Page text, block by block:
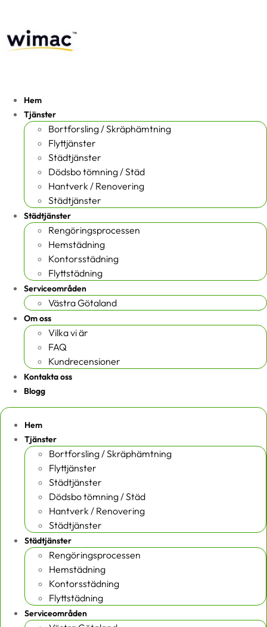
Hem
Tjänster
Bortforsling / Skräphämtning
Flyttjänster
Städtjänster
Dödsbo tömning / Städ
Hantverk / Renovering
Städtjänster
Städtjänster
Rengöringsprocessen
Hemstädning
Kontorsstädning
Flyttstädning
Serviceområden
Västra Götaland
Om oss
Vilka vi är
FAQ
Kundrecensioner
Kontakta oss
Blogg
Hem
Tjänster
Bortforsling / Skräphämtning
Flyttjänster
Städtjänster
Dödsbo tömning / Städ
Hantverk / Renovering
Städtjänster
Städtjänster
Rengöringsprocessen
Hemstädning
Kontorsstädning
Flyttstädning
Serviceområden